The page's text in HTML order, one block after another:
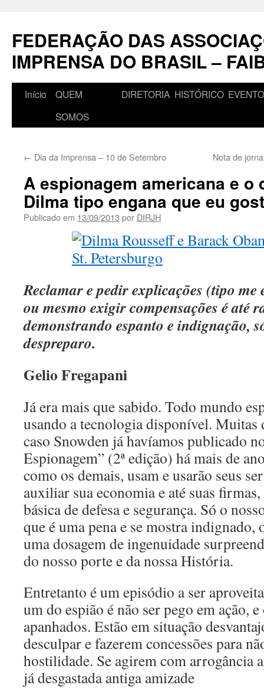
conteúdo
FEDERAÇÃO DAS
IMPRENSA DO BRASIL –
Início
QUEM
SOMOS
DIRETORIA HISTÓRICO
← Dia da Imprensa – 10 de Setembro Nota de
A espionagem americana e o
Dilma tipo engana que eu
Publicado em 13/09/2013 por DIRJH
Reclamar e pedir explicações (tipo me
ou mesmo exigir compensações é até
demonstrando espanto e indignação,
despreparo.
Gelio Fregapani
Já era mais que sabido. Todo mundo
usando a tecnologia disponível. Muitas
caso Snowden já havíamos publicado
Espionagem” (2ª edição) há mais de
como os demais, usam e usarão seus
auxiliar sua economia e até suas
básica de defesa e segurança. Só o
que é uma pena e se mostra
uma dosagem de ingenuidade
do nosso porte e da nossa História.
Entretanto é um episódio a ser
um do espião é não ser pego em ação,
apanhados. Estão em situação
desculpar e fazerem concessões para
hostilidade. Se agirem com arrogância
já desgastada antiga amizade